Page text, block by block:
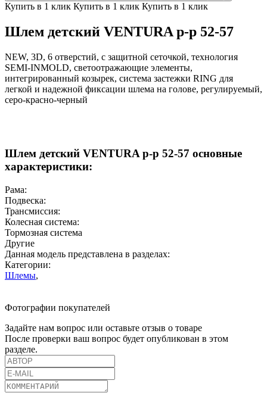
Купить в 1 клик Купить в 1 клик Купить в 1 клик
Шлем детский VENTURA р-р 52-57
NEW, 3D, 6 отверстий, с защитной сеточкой, технология
SEMI-INMOLD, светоотражающие элементы,
интегрированный козырек, система застежки RING для
легкой и надежной фиксации шлема на голове, регулируемый,
серо-красно-черный
Шлем детский VENTURA р-р 52-57 основные
характеристики:
Рама:
Подвеска:
Трансмиссия:
Колесная система:
Тормозная система
Другие
Данная модель представлена в разделах:
Категории:
Шлемы,
Фотографии покупателей
Задайте нам вопрос или оставьте отзыв о товаре
После проверки ваш вопрос будет опубликован в этом
разделе.